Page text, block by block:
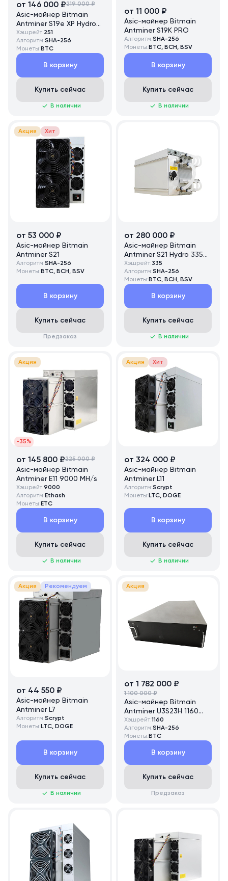
от 146 000 ₽219 000 ₽
Asic-майнер Bitmain
Antminer S19e XP Hydro
251 TH/s
Хэшрейт:251
Алгоритм:SHA-256
Монеты: BTC
В корзину
Купить сейчас
В наличии
от 11 000 ₽
Asic-майнер Bitmain
Antminer S19K PRO
Алгоритм:SHA-256
Монеты: BTC, BCH, BSV
В корзину
Купить сейчас
В наличии
Акция Хит
от 53 000 ₽
Asic-майнер Bitmain
Antminer S21
Алгоритм:SHA-256
Монеты: BTC, BCH, BSV
В корзину
Купить сейчас
Предзаказ
от 280 000 ₽
Asic-майнер Bitmain
Antminer S21 Hydro 335
TH/s
Хэшрейт:335
Алгоритм:SHA-256
Монеты: BTC, BCH, BSV
В корзину
Купить сейчас
В наличии
Акция
-35%
от 145 800 ₽225 000 ₽
Asic-майнер Bitmain
Antminer E11 9000 MH/s
Хэшрейт:9000
Алгоритм: Ethash
Монеты: ETC
В корзину
Купить сейчас
В наличии
Акция Хит
от 324 000 ₽
Asic-майнер Bitmain
Antminer L11
Алгоритм:Scrypt
Монеты: LTC, DOGE
В корзину
Купить сейчас
В наличии
Акция Рекомендуем
от 44 550 ₽
Asic-майнер Bitmain
Antminer L7
Алгоритм:Scrypt
Монеты: LTC, DOGE
В корзину
Купить сейчас
В наличии
Акция
от 1 782 000 ₽
1 100 000 ₽
Asic-майнер Bitmain
Antminer U3S23H 1160
TH/s
Хэшрейт:1160
Алгоритм:SHA-256
Монеты: BTC
В корзину
Купить сейчас
Предзаказ